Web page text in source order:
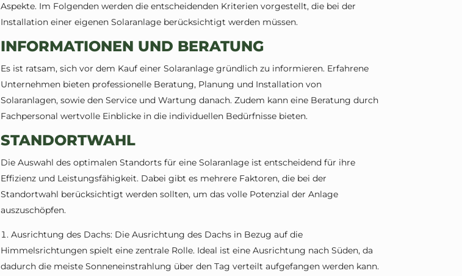
Aspekte. Im Folgenden werden die entscheidenden Kriterien vorgestellt, die bei der
Installation einer eigenen Solaranlage berücksichtigt werden müssen.
INFORMATIONEN UND BERATUNG
Es ist ratsam, sich vor dem Kauf einer Solaranlage gründlich zu informieren. Erfahrene
Unternehmen bieten professionelle Beratung, Planung und Installation von
Solaranlagen, sowie den Service und Wartung danach. Zudem kann eine Beratung durch
Fachpersonal wertvolle Einblicke in die individuellen Bedürfnisse bieten.
STANDORTWAHL
Die Auswahl des optimalen Standorts für eine Solaranlage ist entscheidend für ihre
Effizienz und Leistungsfähigkeit. Dabei gibt es mehrere Faktoren, die bei der
Standortwahl berücksichtigt werden sollten, um das volle Potenzial der Anlage
auszuschöpfen.
Ausrichtung des Dachs: Die Ausrichtung des Dachs in Bezug auf die
Himmelsrichtungen spielt eine zentrale Rolle. Ideal ist eine Ausrichtung nach Süden, da
dadurch die meiste Sonneneinstrahlung über den Tag verteilt aufgefangen werden kann.